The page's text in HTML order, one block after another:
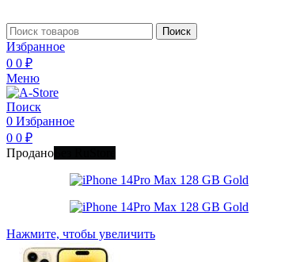
Поиск
Избранное
0 0 ₽
Меню
Поиск
0 Избранное
0 0 ₽
Продано
Нажмите, чтобы увеличить